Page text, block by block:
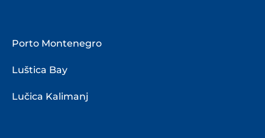
Porto Montenegro
Luštica Bay
Lučica Kalimanj